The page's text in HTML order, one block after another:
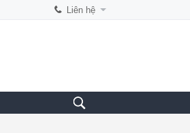
Liên hệ